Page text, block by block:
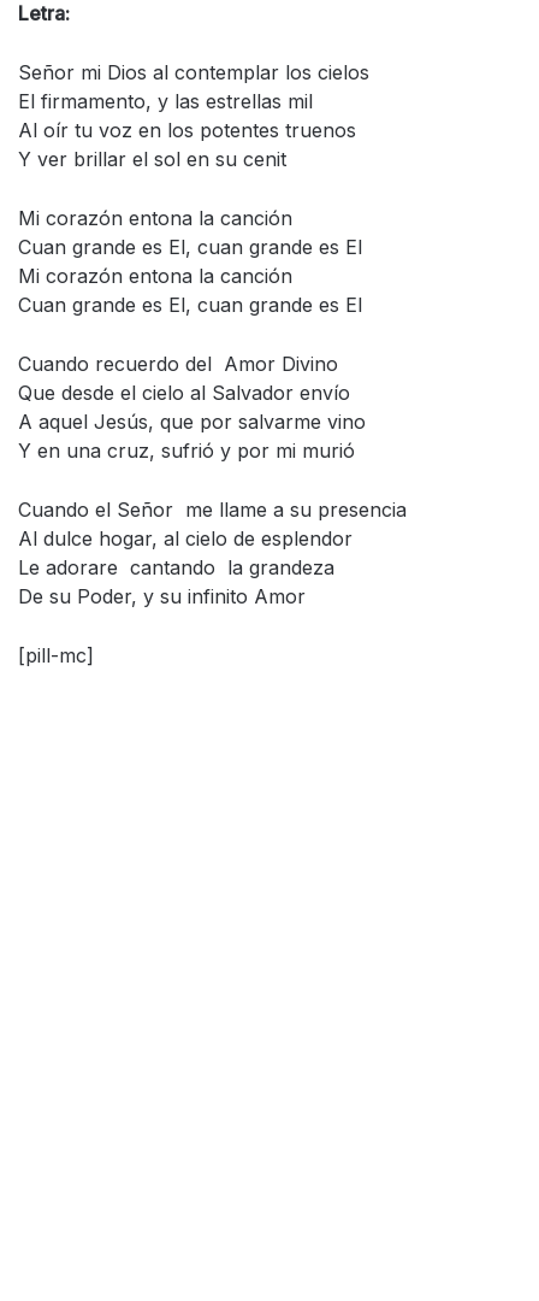
Letra:
Señor mi Dios al contemplar los cielos
El firmamento, y las estrellas mil
Al oír tu voz en los potentes truenos
Y ver brillar el sol en su cenit
Mi corazón entona la canción
Cuan grande es El, cuan grande es El
Mi corazón entona la canción
Cuan grande es El, cuan grande es El
Cuando recuerdo del Amor Divino
Que desde el cielo al Salvador envío
A aquel Jesús, que por salvarme vino
Y en una cruz, sufrió y por mi murió
Cuando el Señor me llame a su presencia
Al dulce hogar, al cielo de esplendor
Le adorare cantando la grandeza
De su Poder, y su infinito Amor
[pill-mc]